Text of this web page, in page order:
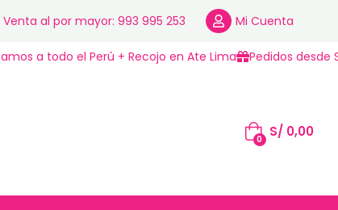
Venta al por mayor: 993 995 253 Mi Cuenta
a todo el Perú + Recojo en Ate Lima Pedidos desde
0 S/0,00